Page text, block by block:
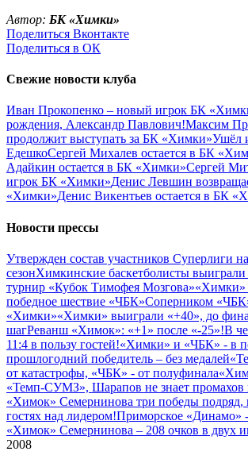
Автор: БК «Химки»
Поделиться Вконтакте
Поделиться в ОК
Свежие новости клуба
Иван Прокопенко – новый игрок БК
рождения, Александр Павлович!Максим
продолжит выступать за БК «Химки»Ушёл
ЕдешкоСергей Михалев остается в БК
Адайкин остается в БК «Химки»Сергей
игрок БК «Химки»Денис Левшин
«Химки»Денис Викентьев остается в БК
Новости прессы
Утвержден состав участников Cуперлиги
сезонХимкинские баскетболисты
турнир «Кубок Тимофея Мозгова»«Химки»
победное шествие «ЧБК»Соперником
«Химки»«Химки» выиграли «+40», до
шагРеванш «Химок»: «+1» после «-25»!В
11:4 в пользу гостей!«Химки» и «ЧБК» - в
прошлогодний победитель – без медалей
от катастрофы, «ЧБК» - от полуфинала
«Темп-СУМЗ», Шарапов не знает промахов
«Химок» Семернинова три победы подряд,
гостях над лидером!Приморское «Динамо»
«Химок» Семернинова – 208 очков в двух
2008